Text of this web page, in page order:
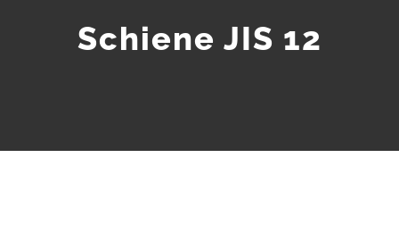
Schiene JIS 12